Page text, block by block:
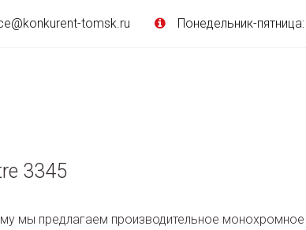
tomsk.ru Понедельник-
3345
мы предлагаем производительное